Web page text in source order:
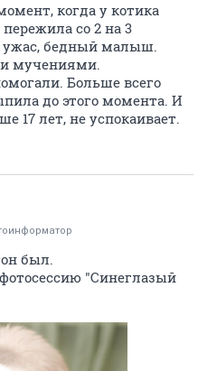
когда у котика
со 2 на 3
ужас, бедный малыш.
мучениями.
Больше всего
до этого момента. И
17 лет, не успокаивает.
был.
"Синеглазый